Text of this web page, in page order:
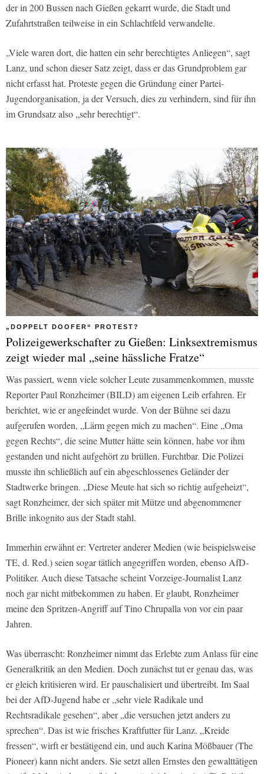
der in 200 Bussen nach Gießen gekarrt wurde, die Stadt und
Zufahrtstraßen teilweise in ein Schlachtfeld verwandelte.
„Viele waren dort, die hatten ein sehr berechtigtes Anliegen“, sagt
Lanz, und schon dieser Satz zeigt, dass er das Grundproblem gar
nicht erfasst hat. Proteste gegen die Gründung einer Partei-
Jugendorganisation, ja der Versuch, dies zu verhindern, sind für ihn
im Grundsatz also „sehr berechtigt“.
„DOPPELT DOOFER“ PROTEST?
Polizeigewerkschafter zu Gießen: Linksextremismus
zeigt wieder mal „seine hässliche Fratze“
Was passiert, wenn viele solcher Leute zusammenkommen, musste
Reporter Paul Ronzheimer (BILD) am eigenen Leib erfahren. Er
berichtet, wie er angefeindet wurde. Von der Bühne sei dazu
aufgerufen worden, „Lärm gegen mich zu machen“. Eine „Oma
gegen Rechts“, die seine Mutter hätte sein können, habe vor ihm
gestanden und nicht aufgehört zu brüllen. Furchtbar. Die Polizei
musste ihn schließlich auf ein abgeschlossenes Geländer der
Stadtwerke bringen. „Diese Meute hat sich so richtig aufgeheizt“,
sagt Ronzheimer, der sich später mit Mütze und abgenommener
Brille inkognito aus der Stadt stahl.
Immerhin erwähnt er: Vertreter anderer Medien (wie beispielsweise
TE, d. Red.) seien sogar tätlich angegriffen worden, ebenso AfD-
Politiker. Auch diese Tatsache scheint Vorzeige-Journalist Lanz
noch gar nicht mitbekommen zu haben. Er glaubt, Ronzheimer
meine den Spritzen-Angriff auf Tino Chrupalla von vor ein paar
Jahren.
Was überrascht: Ronzheimer nimmt das Erlebte zum Anlass für eine
Generalkritik an den Medien. Doch zunächst tut er genau das, was
er gleich kritisieren wird. Er pauschalisiert und übertreibt. Im Saal
bei der AfD-Jugend habe er „sehr viele Radikale und
Rechtsradikale gesehen“, aber „die versuchen jetzt anders zu
sprechen“. Das ist wie frisches Kraftfutter für Lanz. „Kreide
fressen“, wirft er bestätigend ein, und auch Karina Mößbauer (The
Pioneer) kann nicht anders. Sie setzt allen Ernstes den gewalttätigen